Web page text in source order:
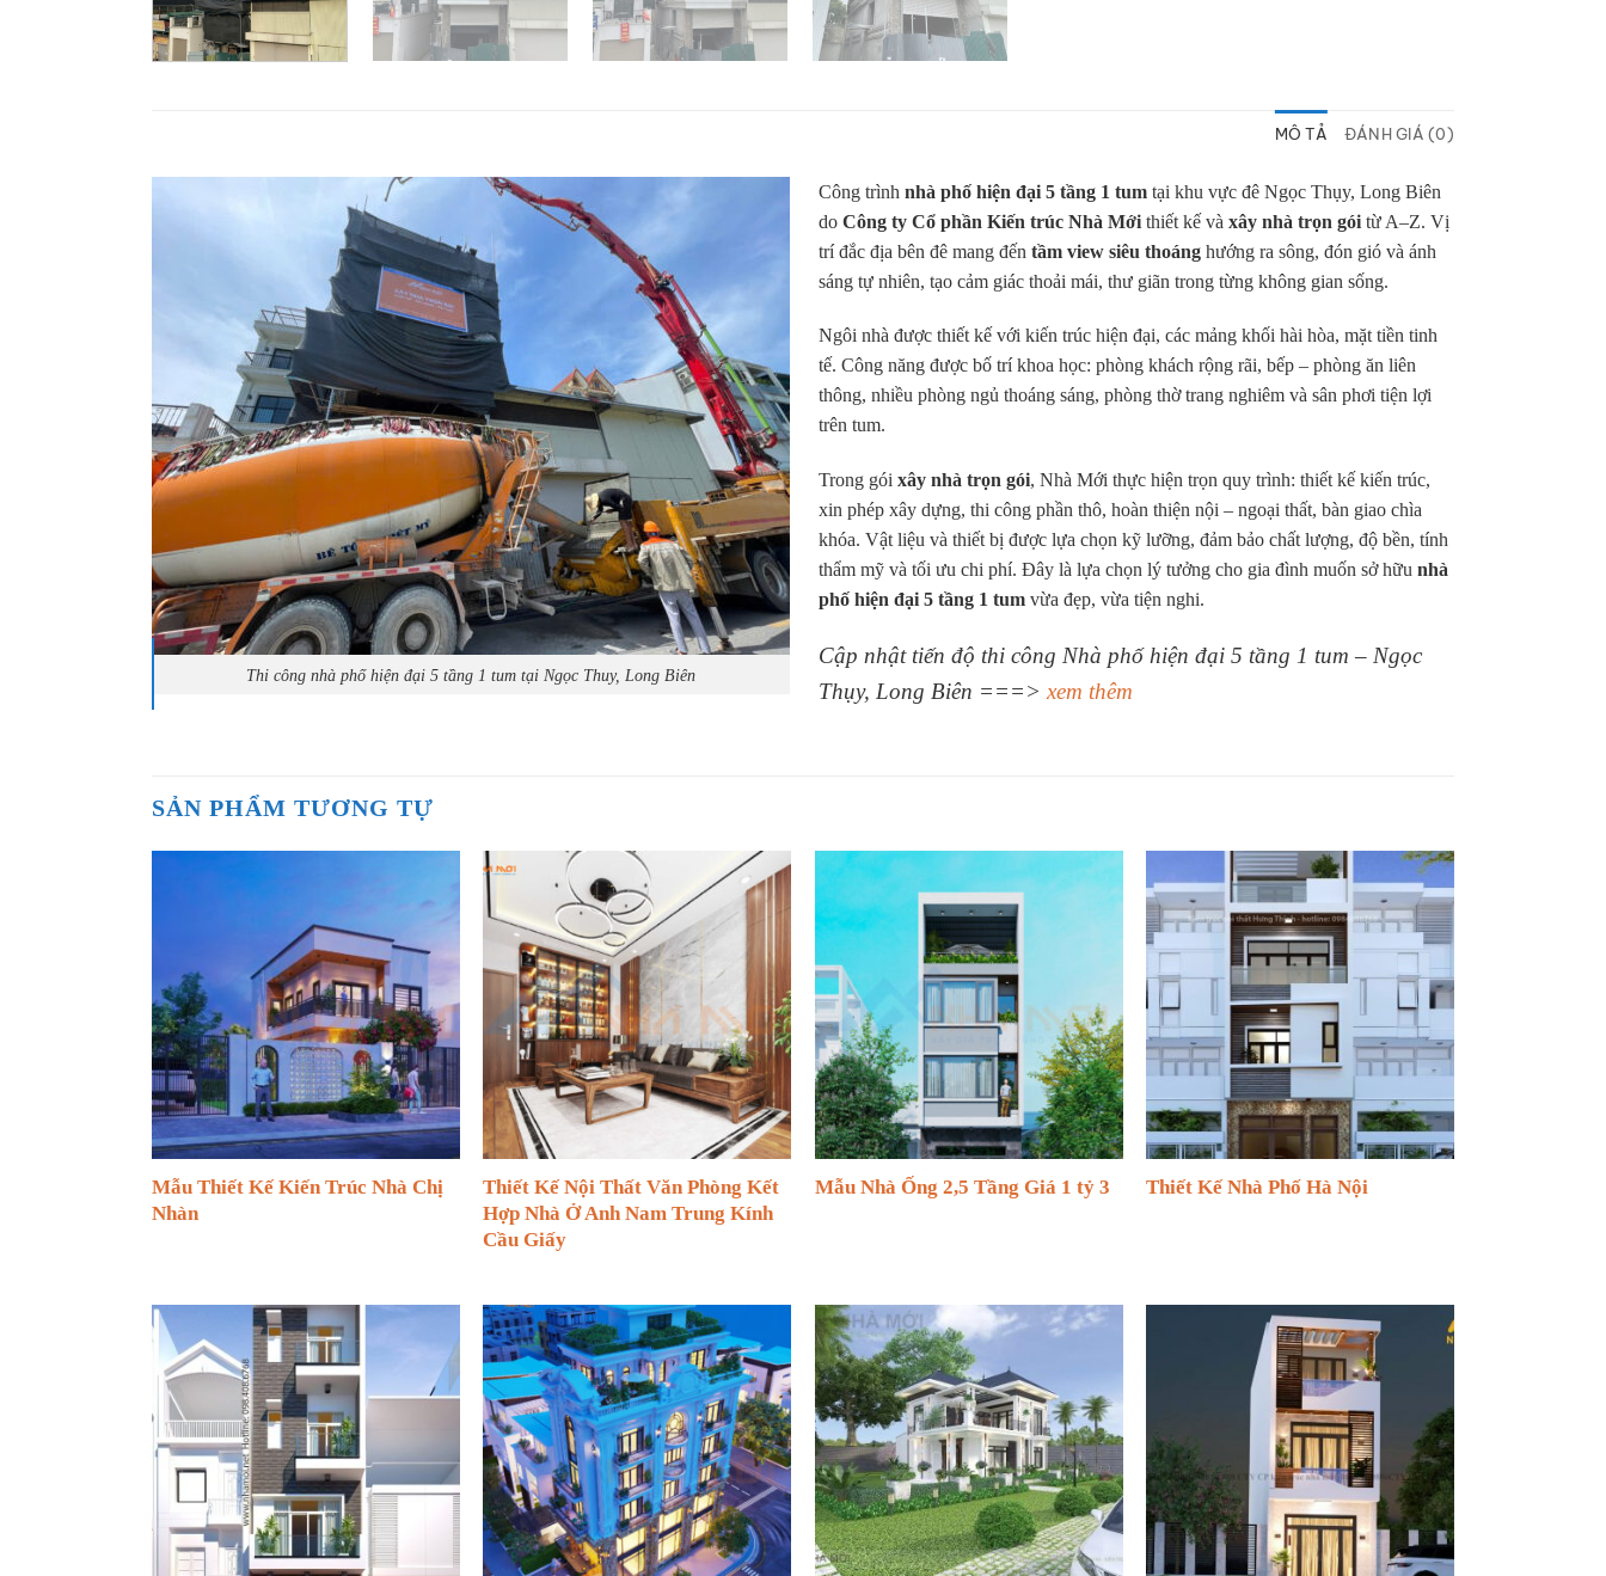
MÔ TẢ ĐÁNH GIÁ (0)
Thi công nhà phố hiện đại 5 tầng 1 tum tại Ngọc Thuy, Long Biên
Công trình nhà phố hiện đại 5 tầng 1 tumtại khu vực đê Ngọc Thụy, Long Biên
do Công ty Cổ phần Kiến trúc Nhà Mớithiết kế và xây nhà trọn góitừ A–Z. Vị
trí đắc địa bên đê mang đến tầm view siêu thoánghướng ra sông, đón gió và ánh
sáng tự nhiên, tạo cảm giác thoải mái, thư giãn trong từng không gian sống.
Ngôi nhà được thiết kế với kiến trúc hiện đại, các mảng khối hài hòa, mặt tiền tinh
tế. Công năng được bố trí khoa học: phòng khách rộng rãi, bếp – phòng ăn liên
thông, nhiều phòng ngủ thoáng sáng, phòng thờ trang nghiêm và sân phơi tiện lợi
trên tum.
Trong gói xây nhà trọn gói, Nhà Mới thực hiện trọn quy trình: thiết kế kiến trúc,
xin phép xây dựng, thi công phần thô, hoàn thiện nội – ngoại thất, bàn giao chìa
khóa. Vật liệu và thiết bị được lựa chọn kỹ lưỡng, đảm bảo chất lượng, độ bền, tính
thẩm mỹ và tối ưu chi phí. Đây là lựa chọn lý tưởng cho gia đình muốn sở hữu nhà
phố hiện đại 5 tầng 1 tumvừa đẹp, vừa tiện nghi.
Cập nhật tiến độ thi công Nhà phố hiện đại 5 tầng 1 tum – Ngọc
Thụy, Long Biên ===> xem thêm
SẢN PHẨM TƯƠNG TỰ
Mẫu Thiết Kế Kiến Trúc Nhà Chị
Nhàn
Thiết Kế Nội Thất Văn Phòng Kết
Hợp Nhà Ở Anh Nam Trung Kính
Cầu Giấy
Mẫu Nhà Ống 2,5 Tầng Giá 1 tỷ 3 Thiết Kế Nhà Phố Hà Nội